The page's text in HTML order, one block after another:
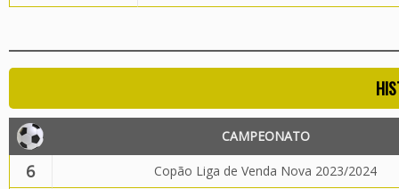
CAMPEONATO
6 Copão Liga de Venda Nova 2023/2024